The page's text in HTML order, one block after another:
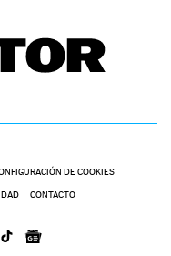
DE COOKIES
CONTACTO